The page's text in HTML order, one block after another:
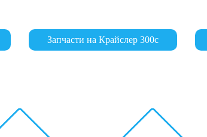
Запчасти на Крайслер 300с